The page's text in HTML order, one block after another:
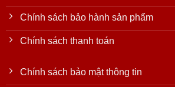
Chính sách bảo hành sản phẩm
Chính sách thanh toán
Chính sách bảo mật thông tin